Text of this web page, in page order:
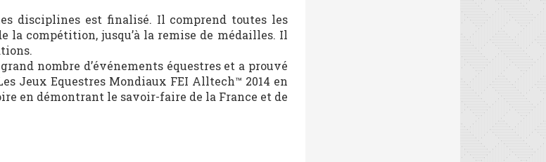
disciplines est finalisé. Il comprend toutes les
la compétition, jusqu’à la remise de médailles. Il
nombre d’événements équestres et a prouvé
Jeux Equestres Mondiaux FEI Alltech™ 2014 en
en démontrant le savoir-faire de la France et de